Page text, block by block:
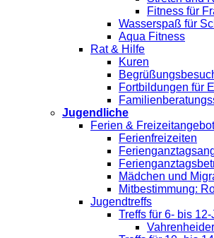
Fitness für
Wasserspaß für
Aqua Fitness
Rat & Hilfe
Kuren
Fortbildungen für
Jugendliche
Ferien &
Ferienfreizeiten
Mädchen und
Mitbestimmung:
Jugendtreffs
Treffs für 6- bis